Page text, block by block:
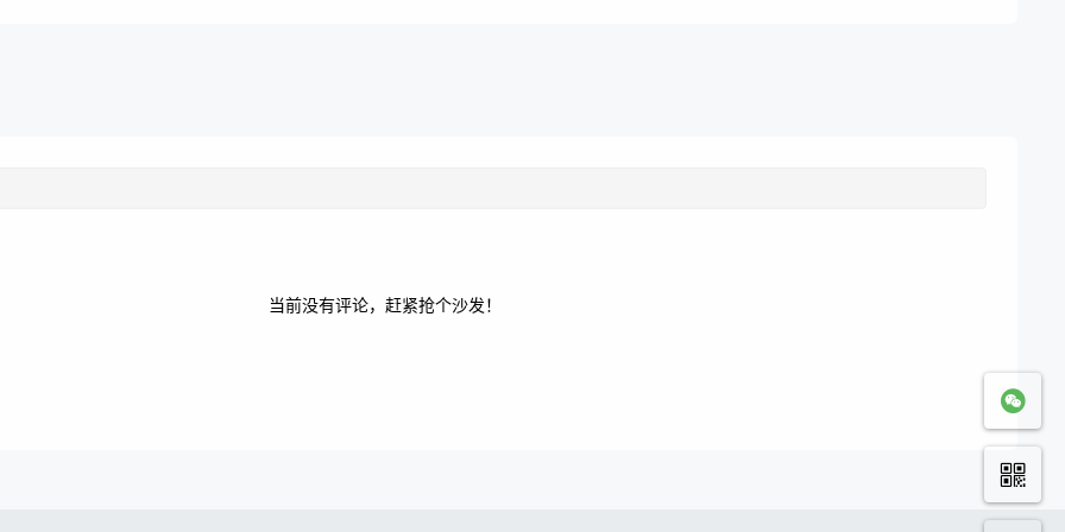
当前没有评论，赶紧抢个沙发！